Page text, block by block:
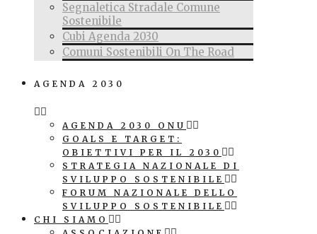
Segnaletica Stradale Comune
Sostenibile
Cubi Agenda 2030
Comuni Sostenibili On The Road
AGENDA 2030
AGENDA 2030 ONU
GOALS E TARGET:
OBIETTIVI PER IL 2030
STRATEGIA NAZIONALE DI
SVILUPPO SOSTENIBILE
FORUM NAZIONALE DELLO
SVILUPPO SOSTENIBILE
CHI SIAMO